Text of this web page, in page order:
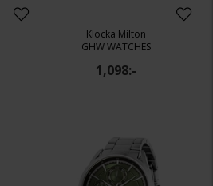
Klocka Milton
GHW WATCHES
1,098:-